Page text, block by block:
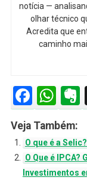
notícia —
olhar técnico
Acredita que
caminho
Veja Também:
O que é a
O Que é
Investimentos